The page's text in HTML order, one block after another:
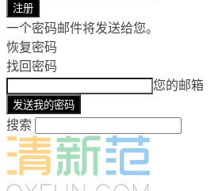
一个密码邮件将发送给您。
恢复密码
找回密码
您的邮箱
搜索